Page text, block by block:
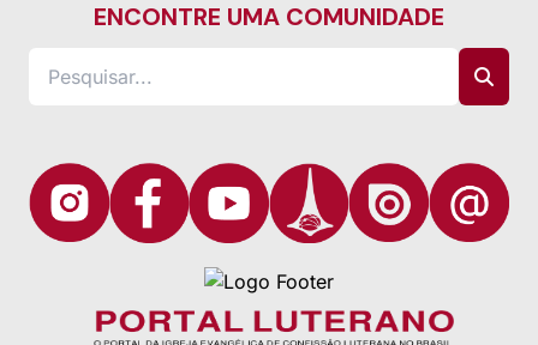
ENCONTRE UMA COMUNIDADE